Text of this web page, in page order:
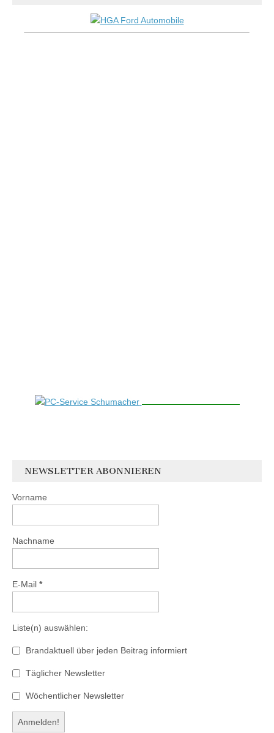
NEWSLETTER ABONNIEREN
Vorname
Nachname
E-Mail *
Liste(n) auswählen:
Brandaktuell über jeden Beitrag informiert
Täglicher Newsletter
Wöchentlicher Newsletter